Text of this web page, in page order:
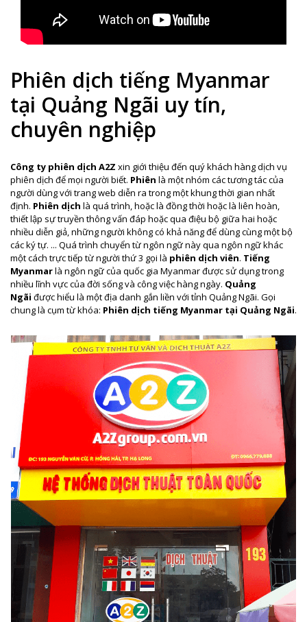
Phiên dịch tiếng Myanmar
tại Quảng Ngãi uy tín,
chuyên nghiệp
Công ty phiên dịch A2Z xin giới thiệu đến quý khách hàng dịch vụ
phiên dịch để mọi người biết. Phiên là một nhóm các tương tác của
người dùng với trang web diễn ra trong một khung thời gian nhất
định. Phiên dịch là quá trình, hoặc là đồng thời hoặc là liên hoàn,
thiết lập sự truyền thông vấn đáp hoặc qua điệu bộ giữa hai hoặc
nhiều diễn giả, những người không có khả năng để dùng cùng một bộ
các ký tự. ... Quá trình chuyển từ ngôn ngữ này qua ngôn ngữ khác
một cách trực tiếp từ người thứ 3 gọi là phiên dịch viên. Tiếng
Myanmarlà ngôn ngữ của quốc gia Myanmarđược sử dụng trong
nhiều lĩnh vực của đời sống và công việc hàng ngày. Quảng
Ngãi được hiểu là một địa danh gắn liền với tỉnh Quảng Ngãi. Gọi
chung là cụm từ khóa: Phiên dịch tiếng Myanmar tại Quảng Ngãi.